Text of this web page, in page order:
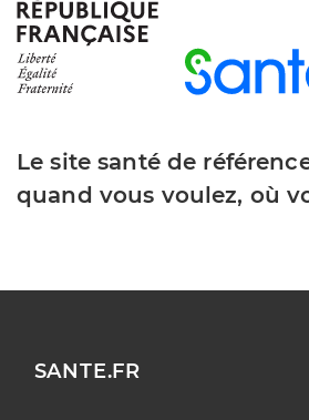
Le site santé de
quand vous voulez, où
SANTE.FR